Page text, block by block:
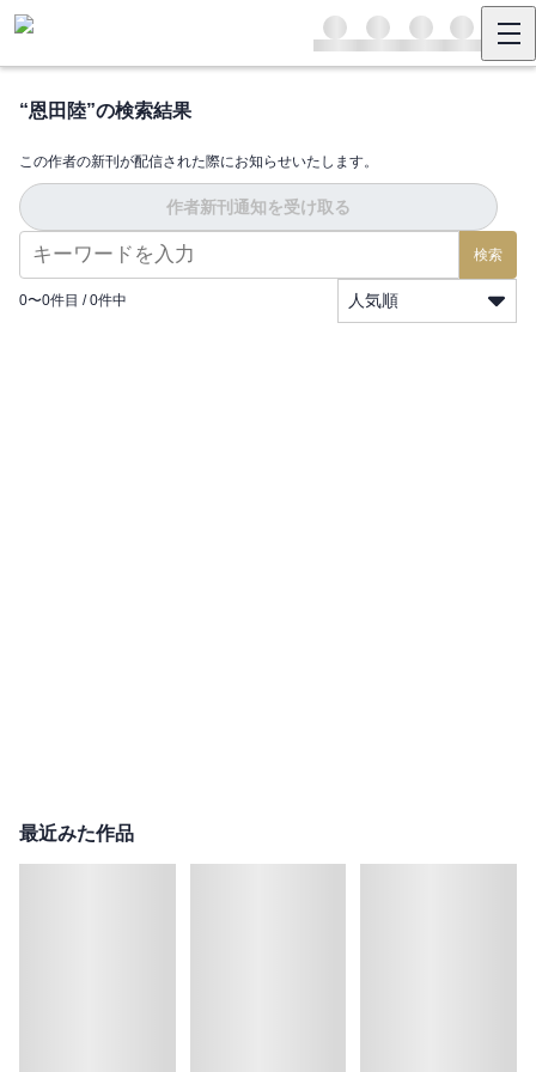
“恩田陸”の検索結果
この作者の新刊が配信された際にお知らせいたします。
作者新刊通知を受け取る
検索
0〜0件目 / 0件中 人気順
最近みた作品